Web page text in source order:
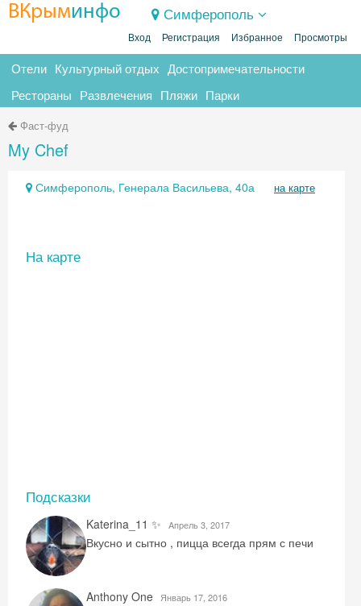
ВКрыминфо Симферополь
Вход Регистрация Избранное Просмотры
Отели Культурный отдых Достопримечательности
Рестораны Развлечения Пляжи Парки
Фаст-фуд
My Chef
Симферополь, Генерала Васильева, 40а на карте
На карте
Подсказки
Katerina_11 ✨ Aпрель 3, 2017
Вкусно и сытно , пицца всегда прям с печи
Anthony One Январь 17, 2016